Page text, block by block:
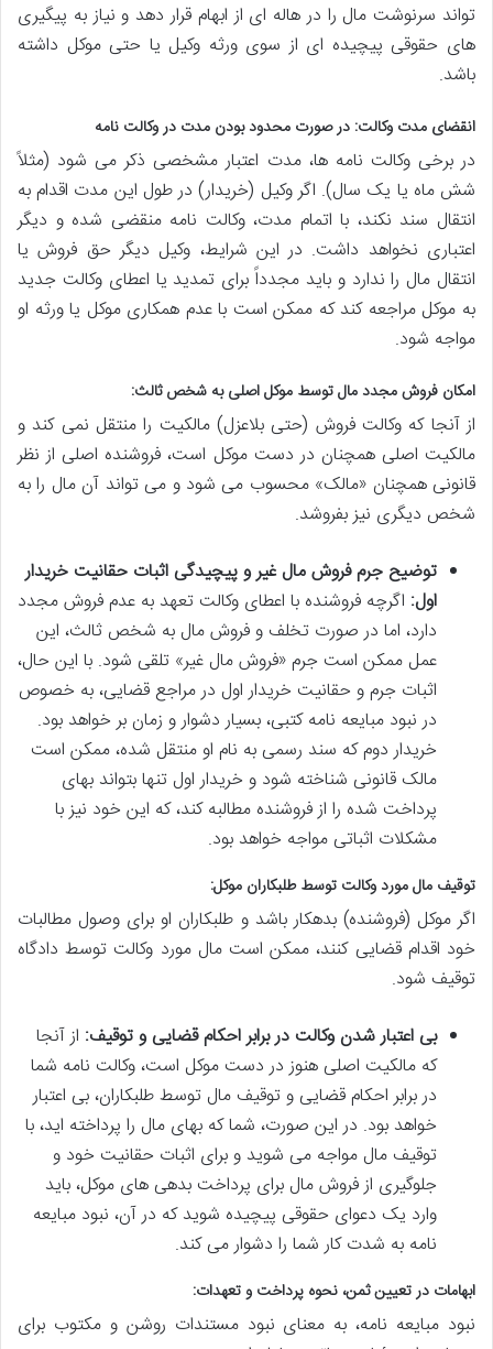
تواند سرنوشت مال را در هاله ای از ابهام قرار دهد و نیاز به پیگیری
های حقوقی پیچیده ای از سوی ورثه وکیل یا حتی موکل داشته
باشد.
انقضای مدت وکالت: در صورت محدود بودن مدت در وکالت نامه
در برخی وکالت نامه ها، مدت اعتبار مشخصی ذکر می شود (مثلاً
شش ماه یا یک سال). اگر وکیل (خریدار) در طول این مدت اقدام به
انتقال سند نکند، با اتمام مدت، وکالت نامه منقضی شده و دیگر
اعتباری نخواهد داشت. در این شرایط، وکیل دیگر حق فروش یا
انتقال مال را ندارد و باید مجدداً برای تمدید یا اعطای وکالت جدید
به موکل مراجعه کند که ممکن است با عدم همکاری موکل یا ورثه او
مواجه شود.
امکان فروش مجدد مال توسط موکل اصلی به شخص ثالث:
از آنجا که وکالت فروش (حتی بلاعزل) مالکیت را منتقل نمی کند و
مالکیت اصلی همچنان در دست موکل است، فروشنده اصلی از نظر
قانونی همچنان «مالک» محسوب می شود و می تواند آن مال را به
شخص دیگری نیز بفروشد.
توضیح جرم فروش مال غیر و پیچیدگی اثبات حقانیت خریدار
اول: اگرچه فروشنده با اعطای وکالت تعهد به عدم فروش مجدد
دارد، اما در صورت تخلف و فروش مال به شخص ثالث، این
عمل ممکن است جرم «فروش مال غیر» تلقی شود. با این حال،
اثبات جرم و حقانیت خریدار اول در مراجع قضایی، به خصوص
در نبود مبایعه نامه کتبی، بسیار دشوار و زمان بر خواهد بود.
خریدار دوم که سند رسمی به نام او منتقل شده، ممکن است
مالک قانونی شناخته شود و خریدار اول تنها بتواند بهای
پرداخت شده را از فروشنده مطالبه کند، که این خود نیز با
مشکلات اثباتی مواجه خواهد بود.
توقیف مال مورد وکالت توسط طلبکاران موکل:
اگر موکل (فروشنده) بدهکار باشد و طلبکاران او برای وصول مطالبات
خود اقدام قضایی کنند، ممکن است مال مورد وکالت توسط دادگاه
توقیف شود.
بی اعتبار شدن وکالت در برابر احکام قضایی و توقیف: از آنجا
که مالکیت اصلی هنوز در دست موکل است، وکالت نامه شما
در برابر احکام قضایی و توقیف مال توسط طلبکاران، بی اعتبار
خواهد بود. در این صورت، شما که بهای مال را پرداخته اید، با
توقیف مال مواجه می شوید و برای اثبات حقانیت خود و
جلوگیری از فروش مال برای پرداخت بدهی های موکل، باید
وارد یک دعوای حقوقی پیچیده شوید که در آن، نبود مبایعه
نامه به شدت کار شما را دشوار می کند.
ابهامات در تعیین ثمن، نحوه پرداخت و تعهدات:
نبود مبایعه نامه، به معنای نبود مستندات روشن و مکتوب برای